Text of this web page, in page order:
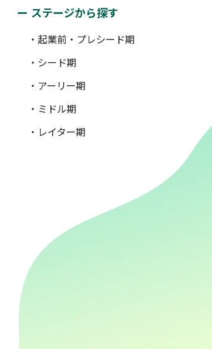
ステージから探す
・起業前・プレシード期
・シード期
・アーリー期
・ミドル期
・レイター期